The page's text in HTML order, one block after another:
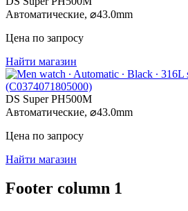
Автоматические, ⌀43.0mm
Цена по запросу
Найти магазин
DS Super PH500M
Автоматические, ⌀43.0mm
Цена по запросу
Найти магазин
Footer column 1